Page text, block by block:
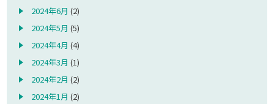
2024年6月 (2)
2024年5月 (5)
2024年4月 (4)
2024年3月 (1)
2024年2月 (2)
2024年1月 (2)